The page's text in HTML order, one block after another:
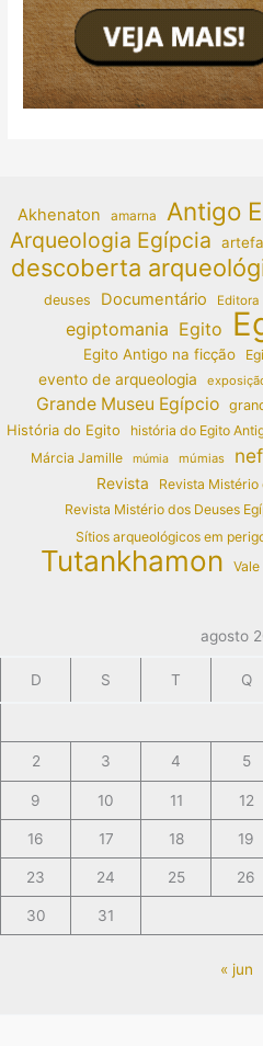
Akhenaton amarna Antigo
Arqueologia Egípcia
descoberta
deuses Documentário Editora
egiptomania Egito
Egito Antigo na ficção
evento de arqueologia
Grande Museu Egípcio
História do Egito
história do Egito
Márcia Jamille múmia múmias
Revista
Revista Mistério
Revista Mistério dos Deuses
Sítios arqueológicos em
Tutankhamon Vale
agosto
D S T Q
2 3 4 5
9 10 11 12
16 17 18 19
23 24 25 26
30 31
« jun